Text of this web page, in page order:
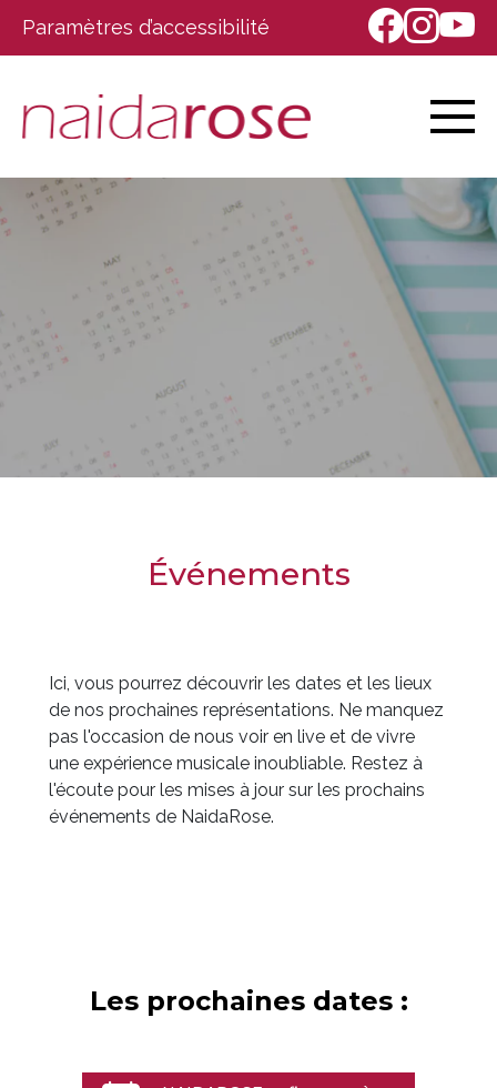
Paramètres d’accessibilité
Événements
Ici, vous pourrez découvrir les dates et les lieux
de nos prochaines représentations. Ne manquez
pas l'occasion de nous voir en live et de vivre
une expérience musicale inoubliable. Restez à
l'écoute pour les mises à jour sur les prochains
événements de NaidaRose.
Les prochaines dates :